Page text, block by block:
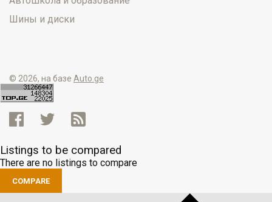
Шины и диски
© 2026, на базе Auto.ge
Listings to be compared
There are no listings to compare
COMPARE